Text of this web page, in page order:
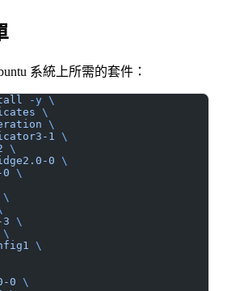
系統上所需的套件：
-y \
\
\
1
\
\
0
\
0
\
\
3
\
\
\
0
\